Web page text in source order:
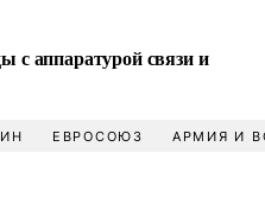
с аппаратурой связи и
ЕВРОСОЮЗ АРМИЯ И